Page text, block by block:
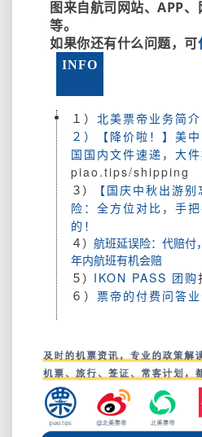
图来自航司网站、APP
等。
如果你还有什么问题，可
INFO
１） 北美票帝业务简
２）【降价啦！】美
国国内文件速递，大件
piao.tips/shipping
３）
【国庆中秋出游
险：全方位对比，手
的！
４） 航班延误险：代赔付
年内航班有机会赔
５） IKON PASS 团购
６） 票帝的付费问答